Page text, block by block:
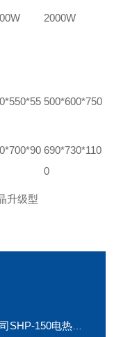
2000W
500*600*750
690*730*110
0
升级型
150电热生化培养箱